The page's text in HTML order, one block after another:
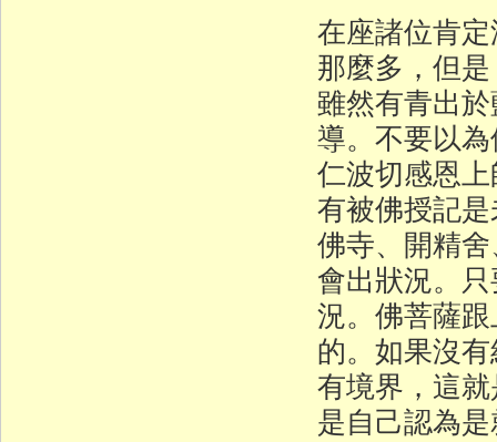
在座諸位肯
那麼多，但
雖然有青出
導。不要以
仁波切感恩
有被佛授記
佛寺、開精
會出狀況。
況。佛菩薩
的。如果沒
有境界，這
是自己認為